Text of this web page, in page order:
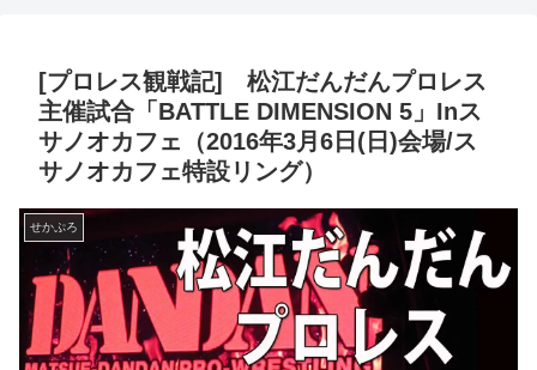
[プロレス観戦記] 松江だんだんプロレス
主催試合「BATTLE DIMENSION 5」Inス
サノオカフェ（2016年3月6日(日)会場/ス
サノオカフェ特設リング）
せかぷろ